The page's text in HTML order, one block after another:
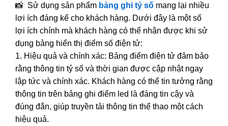
📸 Sử dụng sản phẩm bảng ghi tỷ số mang lại nhiều
lợi ích đáng kể cho khách hàng. Dưới đây là một số
lợi ích chính mà khách hàng có thể nhận được khi sử
dụng bảng hiển thị điểm số điện tử:
1. Hiệu quả và chính xác: Bảng điểm điện tử đảm bảo
rằng thông tin tỷ số và thời gian được cập nhật ngay
lập tức và chính xác. Khách hàng có thể tin tưởng rằng
thông tin trên bảng ghi điểm led là đáng tin cậy và
đúng đắn, giúp truyền tải thông tin thể thao một cách
hiệu quả.